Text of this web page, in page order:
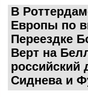
В
Европы по
Переездке
Верт на
российский
Сиднева и